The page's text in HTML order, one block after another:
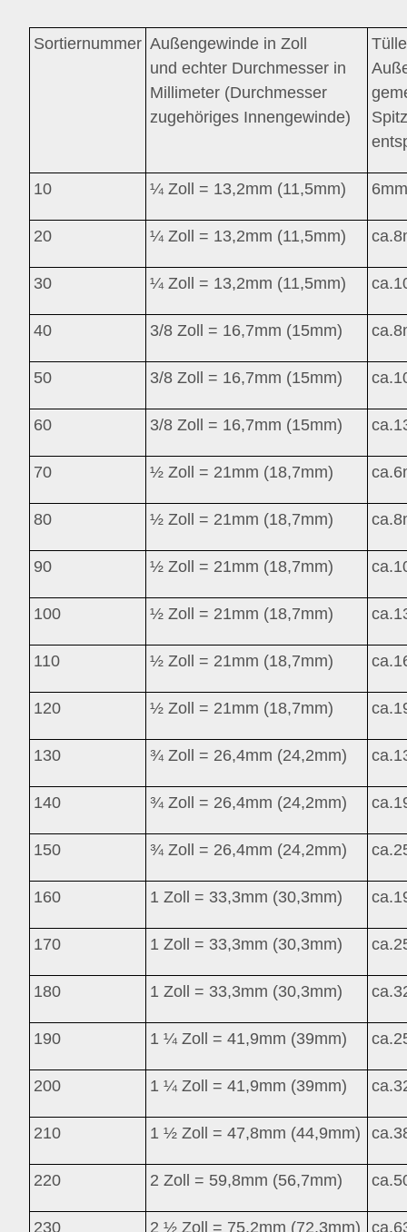
Sortiernummer Außengewinde in Zoll
und echter Durchmesser in
Millimeter (Durchmesser
zugehöriges Innengewinde)
Tülle
10 ¼ Zoll = 13,2mm (11,5mm)
20 ¼ Zoll = 13,2mm (11,5mm) ca.
30 ¼ Zoll = 13,2mm (11,5mm) ca.
40 3/8 Zoll = 16,7mm (15mm) ca.
50 3/8 Zoll = 16,7mm (15mm) ca.
60 3/8 Zoll = 16,7mm (15mm) ca.
70 ½ Zoll = 21mm (18,7mm) ca.
80 ½ Zoll = 21mm (18,7mm) ca.
90 ½ Zoll = 21mm (18,7mm) ca.
100 ½ Zoll = 21mm (18,7mm) ca.
110 ½ Zoll = 21mm (18,7mm) ca.
120 ½ Zoll = 21mm (18,7mm) ca.
130 ¾ Zoll = 26,4mm (24,2mm) ca.
140 ¾ Zoll = 26,4mm (24,2mm) ca.
150 ¾ Zoll = 26,4mm (24,2mm) ca.
160 1 Zoll = 33,3mm (30,3mm) ca.
170 1 Zoll = 33,3mm (30,3mm) ca.
180 1 Zoll = 33,3mm (30,3mm) ca.
190 1 ¼ Zoll = 41,9mm (39mm) ca.
200 1 ¼ Zoll = 41,9mm (39mm) ca.
210 1 ½ Zoll = 47,8mm (44,9mm) ca.
220 2 Zoll = 59,8mm (56,7mm) ca.
230 2 ½ Zoll = 75,2mm (72,3mm) ca.